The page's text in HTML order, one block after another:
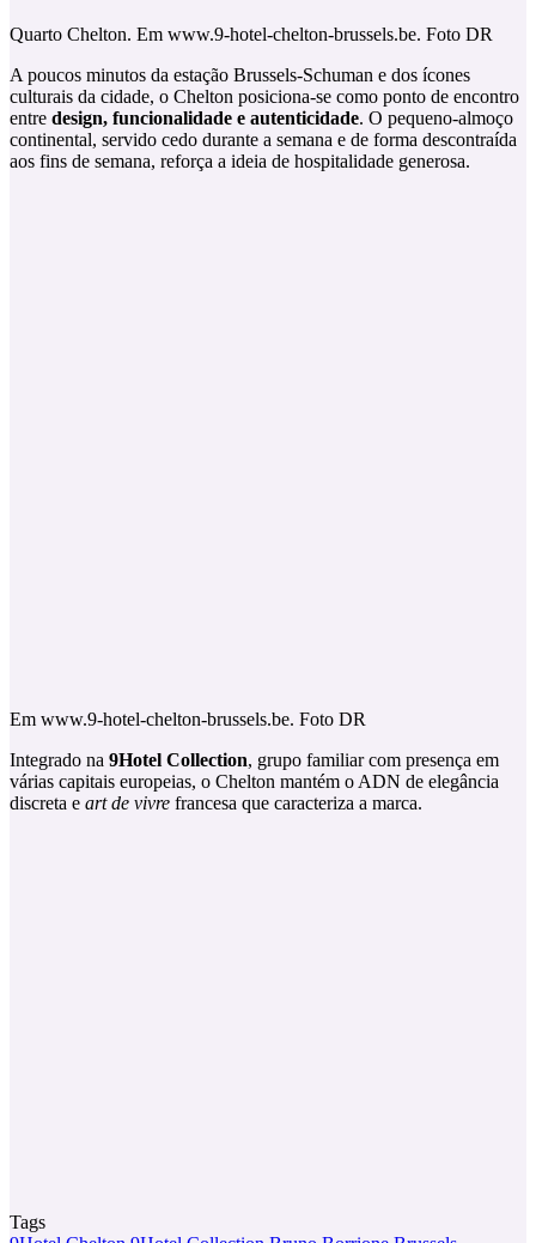
Quarto Chelton. Em www.9-hotel-chelton-brussels.be. Foto DR
A poucos minutos da estação Brussels-Schuman e dos ícones
culturais da cidade, o Chelton posiciona-se como ponto de encontro
entre design, funcionalidade e autenticidade. O pequeno-almoço
continental, servido cedo durante a semana e de forma descontraída
aos fins de semana, reforça a ideia de hospitalidade generosa.
Em www.9-hotel-chelton-brussels.be. Foto DR
Integrado na 9Hotel Collection, grupo familiar com presença em
várias capitais europeias, o Chelton mantém o ADN de elegância
discreta e art de vivre francesa que caracteriza a marca.
Tags